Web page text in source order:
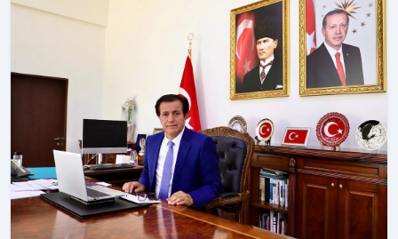
toplantısı düzenlendi.